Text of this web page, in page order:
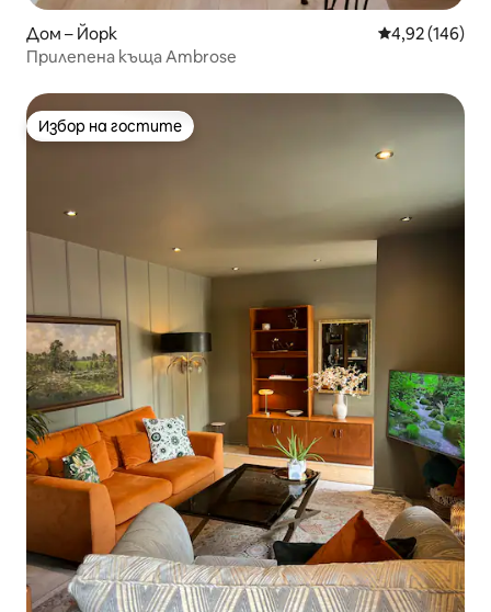
Дом – Йорк Средна
4,92 (146)
Прилепена къща Ambrose
Избор на гостите
Избор на гостите